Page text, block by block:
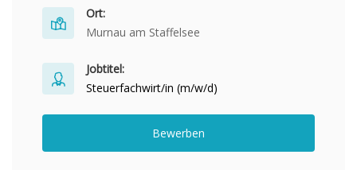
Ort:
Murnau am Staffelsee
Jobtitel:
Steuerfachwirt/in (m/w/d)
Bewerben